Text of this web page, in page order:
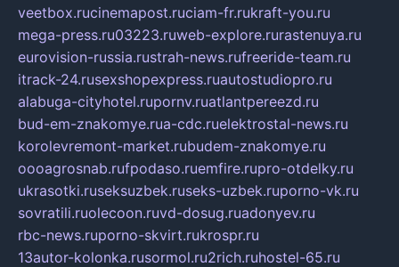
veetbox.rucinemapost.ruciam-fr.rukraft-you.ru
mega-press.ru03223.ruweb-explore.rurastenuya.ru
eurovision-russia.rustrah-news.rufreeride-team.ru
itrack-24.rusexshopexpress.ruautostudiopro.ru
alabuga-cityhotel.rupornv.ruatlantpereezd.ru
bud-em-znakomye.rua-cdc.ruelektrostal-news.ru
korolevremont-market.rubudem-znakomye.ru
oooagrosnab.rufpodaso.ruemfire.rupro-otdelky.ru
ukrasotki.ruseksuzbek.ruseks-uzbek.ruporno-vk.ru
sovratili.ruolecoon.ruvd-dosug.ruadonyev.ru
rbc-news.ruporno-skvirt.rukrospr.ru
13autor-kolonka.rusormol.ru2rich.ruhostel-65.ru